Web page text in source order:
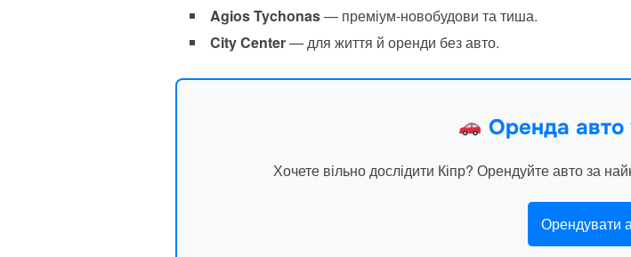
Agios Tychonas— преміум-новобудови та тиша.
City Center— для життя й оренди без авто.
Оренда авто
Хочете вільно дослідити Кіпр? Орендуйте авто за
Орендувати